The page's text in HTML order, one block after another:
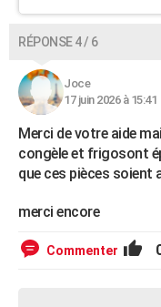
RÉPONSE 4 / 6
Joce
17 juin 2026 à 15:41
Merci de votre aide
congèle et frigosont
que ces pièces soient
merci encore
Commenter